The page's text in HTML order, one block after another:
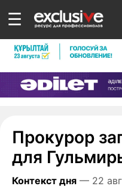
☰
Прокурор
для
Контекст дня — 22